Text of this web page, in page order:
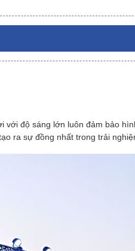
độ sáng lớn luôn đảm bảo
ra sự đồng nhất trong trải